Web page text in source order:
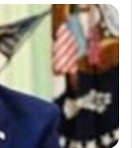
#ترامب:
الهجوم
الإسرائيلي
على
بيروت
ما
كان
ينبغي